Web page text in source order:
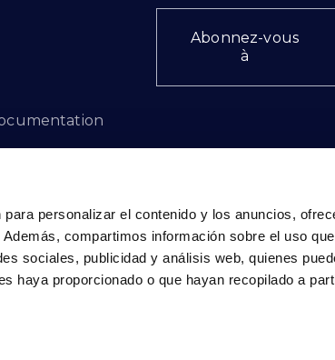
personalizar el contenido y los anuncios,
compartimos información sobre el uso
sociales, publicidad y análisis web, quienes
haya proporcionado o que hayan recopilado a
Abonnez-vous
à